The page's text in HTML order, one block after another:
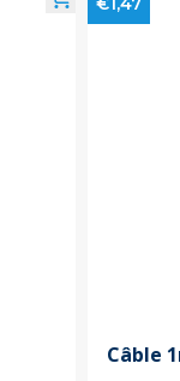
Câble